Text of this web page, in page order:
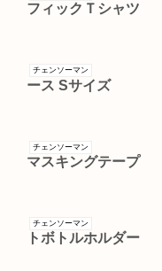
フィックＴシャツ
チェンソーマン
ース Sサイズ
チェンソーマン
マスキングテープ
チェンソーマン
トボトルホルダー